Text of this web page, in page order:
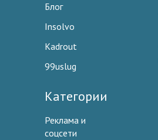
Блог
Insolvo
Kadrout
99uslug
Категории
Реклама и
соцсети